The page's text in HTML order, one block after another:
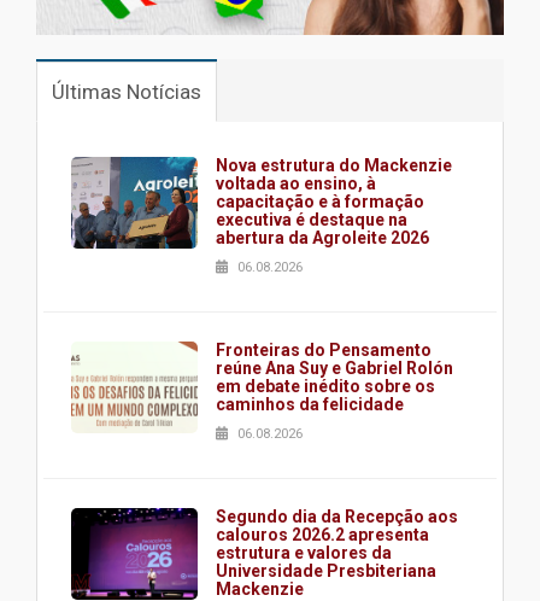
Últimas Notícias
Nova estrutura do Mackenzie
voltada ao ensino, à
capacitação e à formação
executiva é destaque na
abertura da Agroleite 2026
06.08.2026
Fronteiras do Pensamento
reúne Ana Suy e Gabriel Rolón
em debate inédito sobre os
caminhos da felicidade
06.08.2026
Segundo dia da Recepção aos
calouros 2026.2 apresenta
estrutura e valores da
Universidade Presbiteriana
Mackenzie